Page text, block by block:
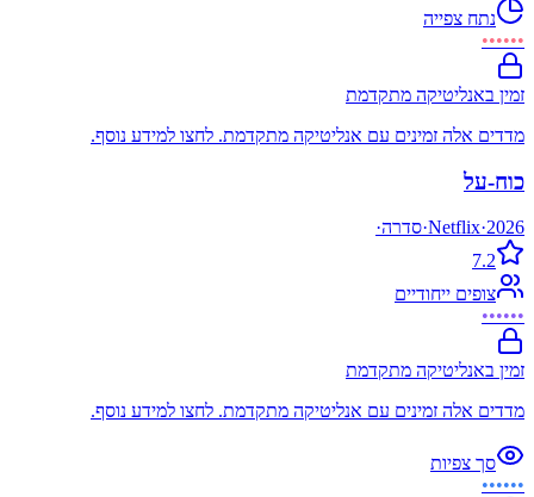
נתח צפייה
••••••
זמין באנליטיקה מתקדמת
מדדים אלה זמינים עם אנליטיקה מתקדמת. לחצו למידע נוסף.
כוח-על
2026
·
Netflix
·סדרה·
7.2
צופים ייחודיים
••••••
זמין באנליטיקה מתקדמת
מדדים אלה זמינים עם אנליטיקה מתקדמת. לחצו למידע נוסף.
סך צפיות
••••••